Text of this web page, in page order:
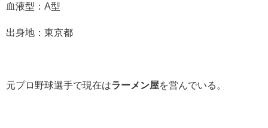
血液型：A型
出身地：東京都
元プロ野球選手で現在はラーメン屋を営んでいる。